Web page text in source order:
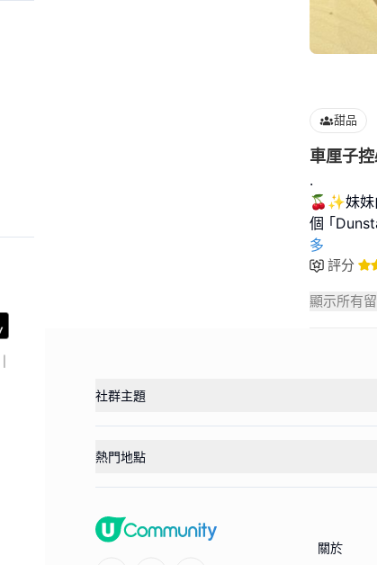
甜品
車厘子
.
🍒✨妹妹
個 ｢
多
評分
顯示所有
社群主題
熱門地點
關於